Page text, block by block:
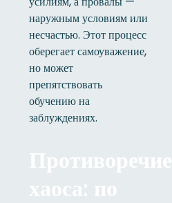
наружным условиям или
несчастью. Этот процесс
оберегает самоуважение,
но может
препятствовать
обучению на
заблуждениях.
Противоречие
хаоса: по